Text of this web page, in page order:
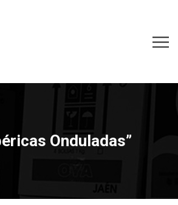
Onduladas”